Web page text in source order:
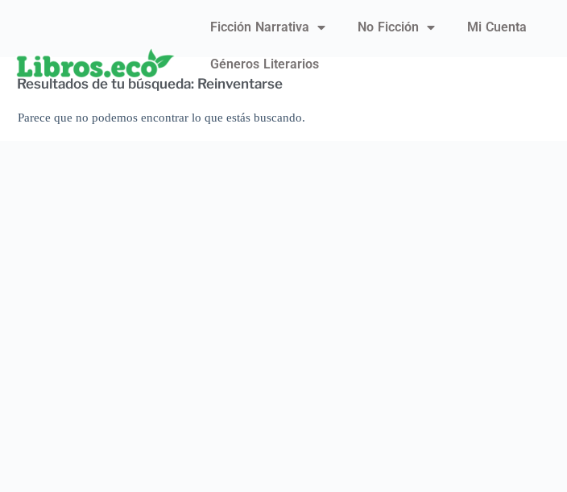
Ficción Narrativa No Ficción Mi Cuenta
Géneros Literarios
Resultados de tu búsqueda: Reinventarse
Parece que no podemos encontrar lo que estás buscando.